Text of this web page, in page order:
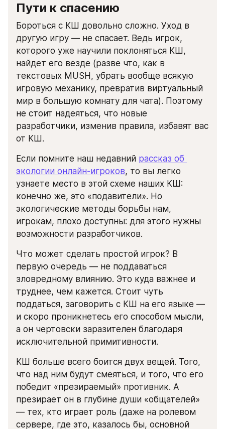
Пути к спасению
Бороться с КШ довольно сложно. Уход в
другую игру — не спасает. Ведь игрок,
которого уже научили поклоняться КШ,
найдет его везде (разве что, как в
текстовых MUSH, убрать вообще всякую
игровую механику, превратив виртуальный
мир в большую комнату для чата). Поэтому
не стоит надеяться, что новые
разработчики, изменив правила, избавят вас
от КШ.
Если помните наш недавний рассказ об
экологии онлайн-игроков, то вы легко
узнаете место в этой схеме наших КШ:
конечно же, это «подавители». Но
экологические методы борьбы нам,
игрокам, плохо доступны: для этого нужны
возможности разработчиков.
Что может сделать простой игрок? В
первую очередь — не поддаваться
зловредному влиянию. Это куда важнее и
труднее, чем кажется. Стоит чуть
поддаться, заговорить с КШ на его языке —
и скоро проникнетесь его способом мысли,
а он чертовски заразителен благодаря
исключительной примитивности.
КШ больше всего боится двух вещей. Того,
что над ним будут смеяться, и того, что его
победит «презираемый» противник. А
презирает он в глубине души «общателей»
— тех, кто играет роль (даже на ролевом
сервере, где это, казалось бы, основной